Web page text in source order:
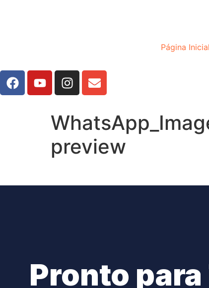
Página Inicial
preview
Pronto